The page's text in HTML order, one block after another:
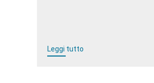
Leggi tutto